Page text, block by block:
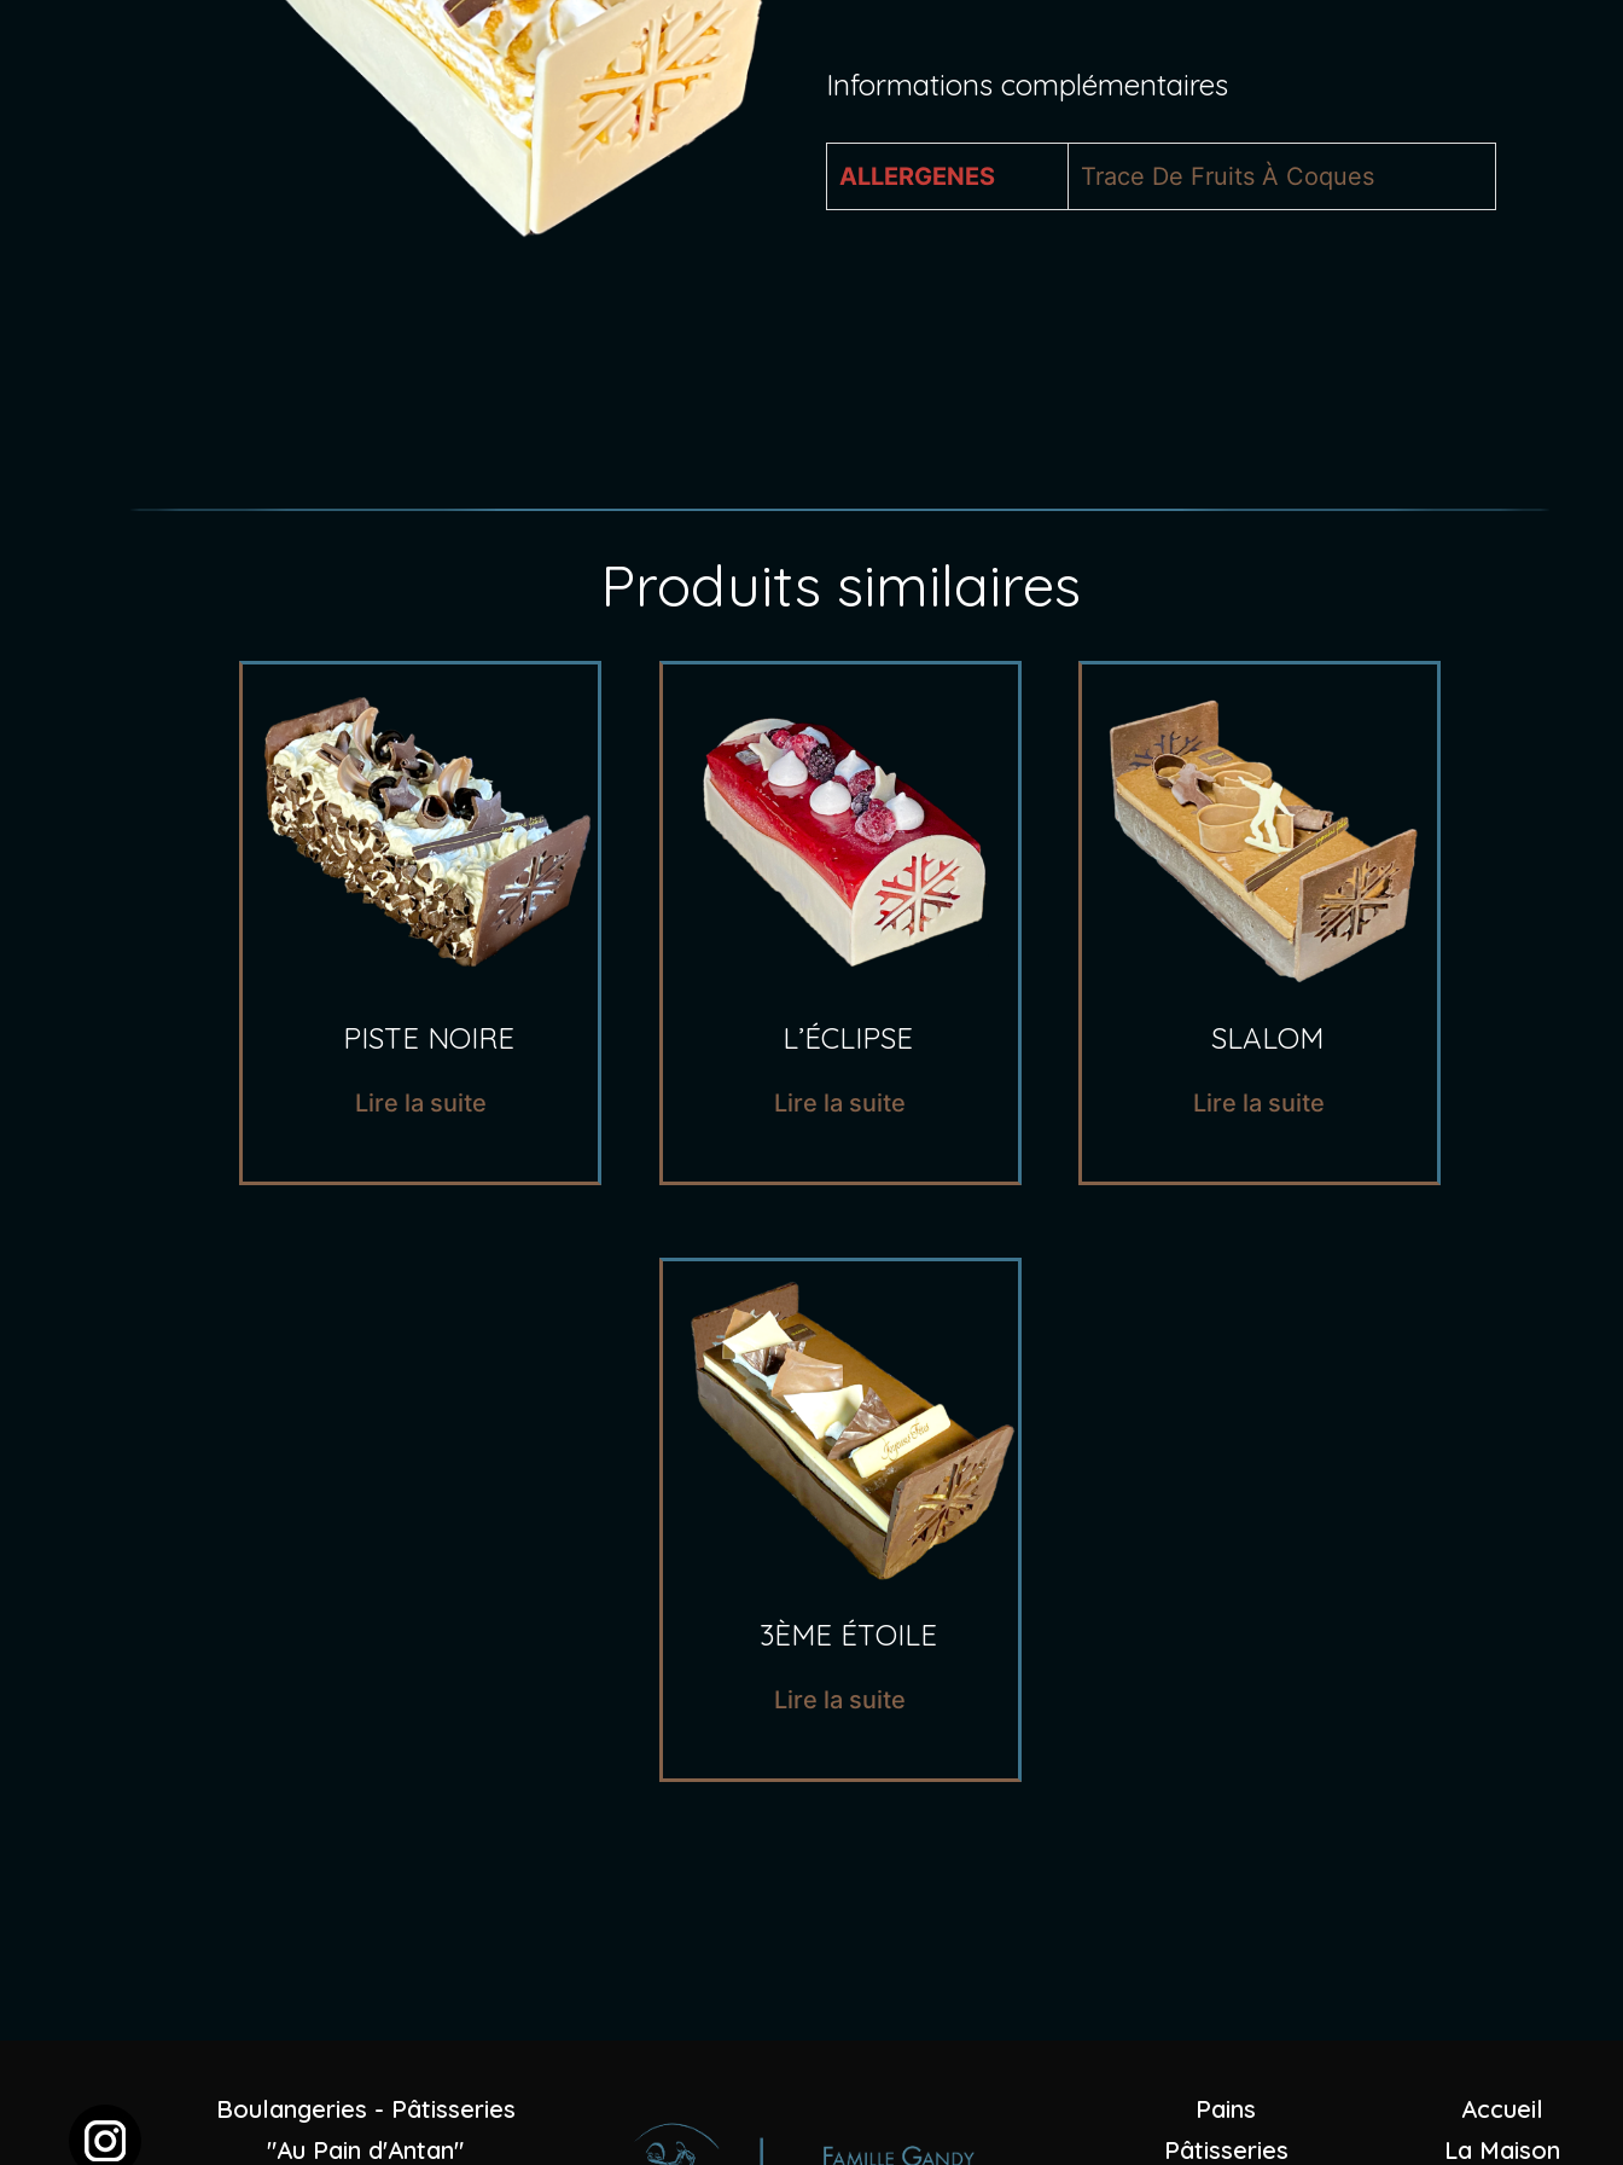
Informations complémentaires
ALLERGENES Trace De Fruits À Coques
Produits similaires
PISTE NOIRE
Lire la suite
L’ÉCLIPSE
Lire la suite
SLALOM
Lire la suite
3ÈME ÉTOILE
Lire la suite
Boulangeries - Pâtisseries
"Au Pain d'Antan"
Pains
Pâtisseries
Accueil
La Maison